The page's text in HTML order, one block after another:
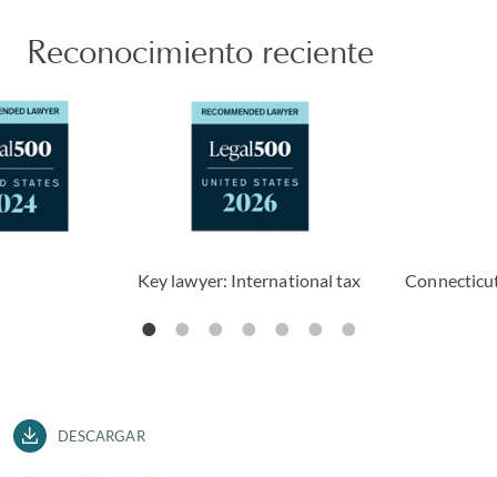
Reconocimiento reciente
Key lawyer: International tax
DESCARGAR